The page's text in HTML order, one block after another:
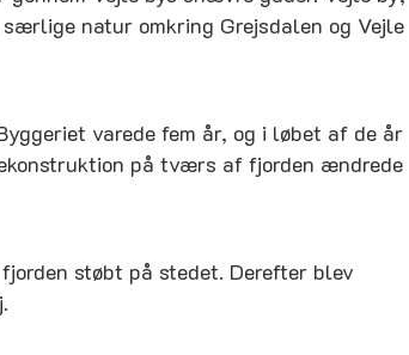
natur omkring Grejsdalen og Vejle
varede fem år, og i løbet af de år
på tværs af fjorden ændrede
støbt på stedet. Derefter blev